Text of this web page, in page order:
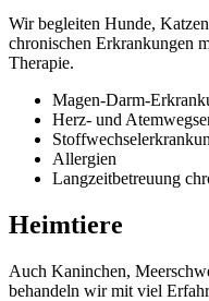
Wir begleiten Hunde,
chronischen Erkrankungen
Therapie.
Magen-Darm-
Herz- und
Allergien
Langzeitbetreuung
Heimtiere
Auch Kaninchen,
behandeln wir mit viel